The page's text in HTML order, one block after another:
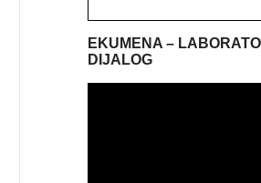
EKUMENA –
DIJALOG